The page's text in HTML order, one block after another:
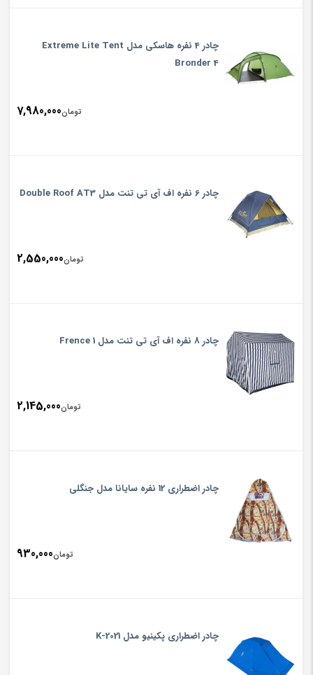
چادر 4 نفره هاسکی مدل Extreme Lite Tent
Bronder 4
تومان7,980,000
چادر 6 نفره اف آی تی تنت مدل Double Roof AT3
تومان2,550,000
چادر 8 نفره اف آی تی تنت مدل Frence 1
تومان2,145,000
چادر اضطراری 12 نفره سایانا مدل جنگلی
تومان930,000
چادر اضطراری پکینیو مدل K-2021